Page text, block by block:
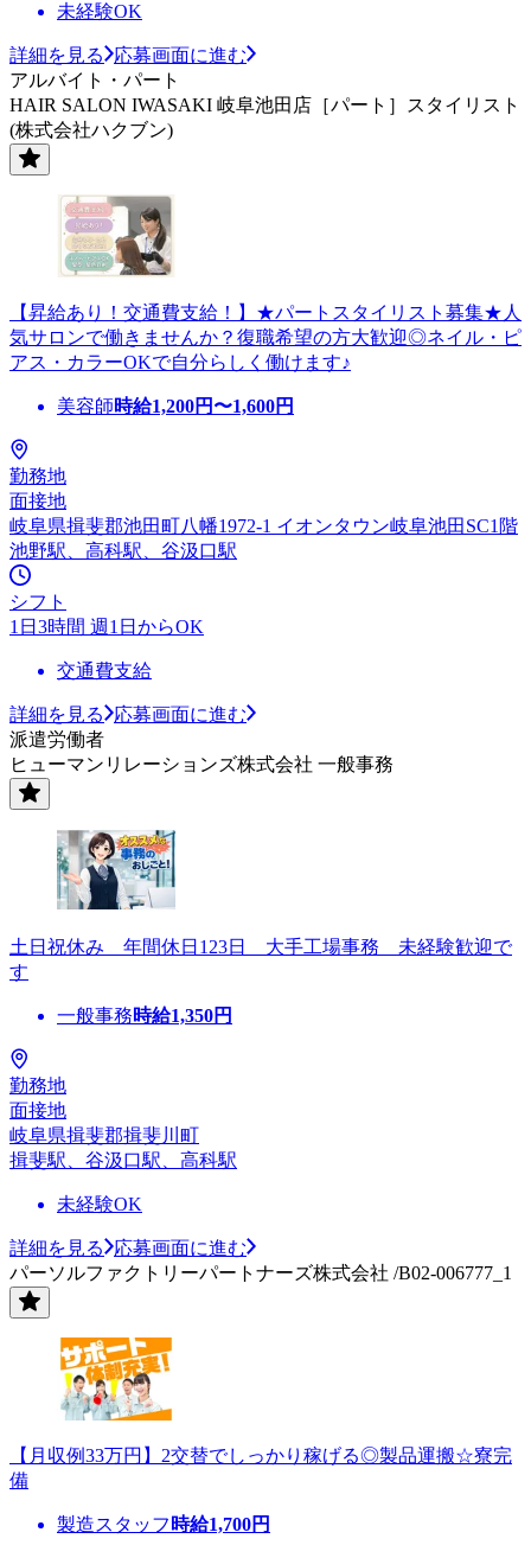
未経験OK
詳細を見る
応募画面に進む
アルバイト・パート
HAIR SALON IWASAKI 岐阜池田店［パート］スタイリスト
(株式会社ハクブン)
【昇給あり！交通費支給！】★パートスタイリスト募集★人
気サロンで働きませんか？復職希望の方大歓迎◎ネイル・ピ
アス・カラーOKで自分らしく働けます♪
美容師時給1,200円〜1,600円
勤務地
面接地
岐阜県揖斐郡池田町八幡1972-1 イオンタウン岐阜池田SC1階
池野駅、高科駅、谷汲口駅
シフト
1日3時間 週1日からOK
交通費支給
詳細を見る
応募画面に進む
派遣労働者
ヒューマンリレーションズ株式会社 一般事務
土日祝休み 年間休日123日 大手工場事務 未経験歓迎で
す
一般事務時給1,350円
勤務地
面接地
岐阜県揖斐郡揖斐川町
揖斐駅、谷汲口駅、高科駅
未経験OK
詳細を見る
応募画面に進む
パーソルファクトリーパートナーズ株式会社 /B02-006777_1
【月収例33万円】2交替でしっかり稼げる◎製品運搬☆寮完
備
製造スタッフ 時給1,700円